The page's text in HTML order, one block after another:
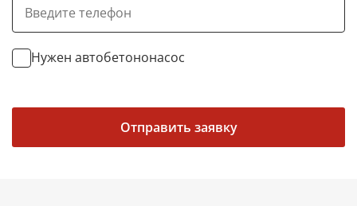
Нужен автобетононасос
Отправить заявку